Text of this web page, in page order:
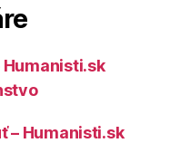
– Humanisti.sk